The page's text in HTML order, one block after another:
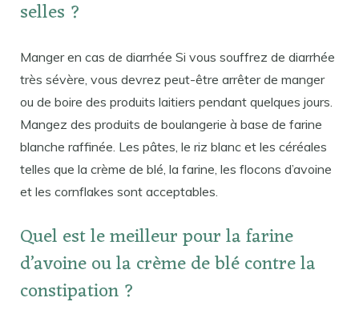
selles ?
Manger en cas de diarrhée Si vous souffrez de diarrhée
très sévère, vous devrez peut-être arrêter de manger
ou de boire des produits laitiers pendant quelques jours.
Mangez des produits de boulangerie à base de farine
blanche raffinée. Les pâtes, le riz blanc et les céréales
telles que la crème de blé, la farine, les flocons d’avoine
et les cornflakes sont acceptables.
Quel est le meilleur pour la farine
d’avoine ou la crème de blé contre la
constipation ?